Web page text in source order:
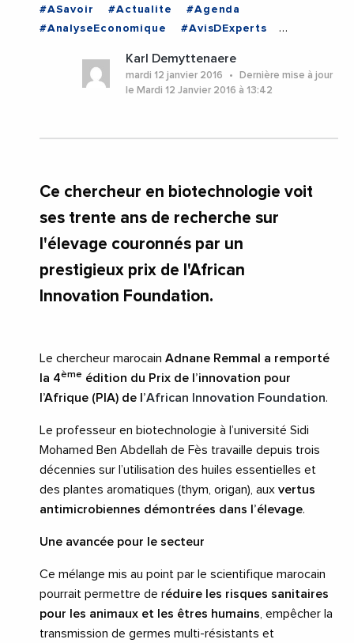
#ASavoir #Actualite
#Agenda
#AnalyseEconomique
#AvisDExperts
Karl Demyttenaere
mardi 12 janvier 2016
Dernière mise à jour
le Mardi 12 Janvier 2016 à 13:42
Ce chercheur en biotechnologie voit
ses trente ans de recherche sur
l'élevage couronnés par un
prestigieux prix de l'African
Innovation Foundation.
Le chercheur marocain Adnane Remmal a remporté
la 4ème édition du Prix de l’innovation pour
l’Afrique (PIA) de l’African Innovation Foundation.
Le professeur en biotechnologie à l’université Sidi
Mohamed Ben Abdellah de Fès travaille depuis trois
décennies sur l’utilisation des huiles essentielles et
des plantes aromatiques (thym, origan), aux vertus
antimicrobiennes démontrées dans l’élevage.
Une avancée pour le secteur
Ce mélange mis au point par le scientifique marocain
pourrait permettre de réduire les risques sanitaires
pour les animaux et les êtres humains , empêcher la
transmission de germes multi-résistants et